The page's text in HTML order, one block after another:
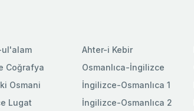
ul'alam
Coğrafya
Osmani
Lugat
Ahter-i Kebir
Osmanlıca-İngilizce
İngilizce-Osmanlıca 1
İngilizce-Osmanlıca 2